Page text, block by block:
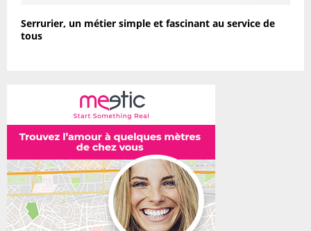
Serrurier, un métier simple et fascinant au service de
tous